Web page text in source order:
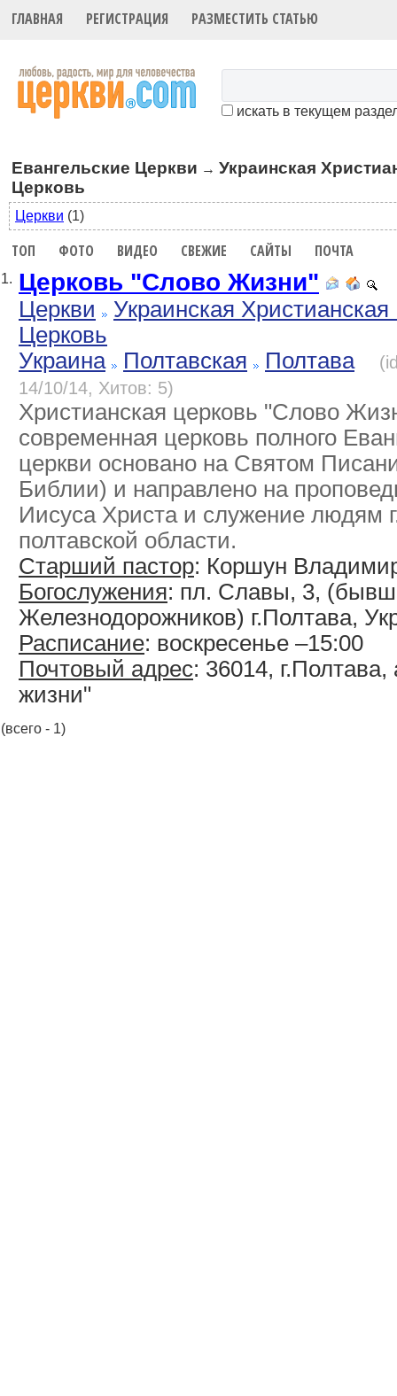
ГЛАВНАЯ РЕГИСТРАЦИЯ РАЗМЕСТИТЬ СТАТЬЮ
искать в текущем
Евангельские Церкви → Украинская
Церковь
Церкви (1)
ТОП ФОТО ВИДЕО СВЕЖИЕ САЙТЫ ПОЧТА
1. Церковь "Слово Жизни"
Церкви
Украинская Христианская
Церковь
Украина
Полтавская Полтава
14/10/14, Хитов: 5)
Христианская церковь "Слово
современная церковь полного
церкви основано на Святом
Библии) и направлено на
Иисуса Христа и служение людям
полтавской области.
Старший пастор: Коршун
Богослужения: пл. Славы, 3,
Железнодорожников) г.Полтава,
Расписание: воскресенье –15:00
Почтовый адрес: 36014,
жизни"
(всего - 1)